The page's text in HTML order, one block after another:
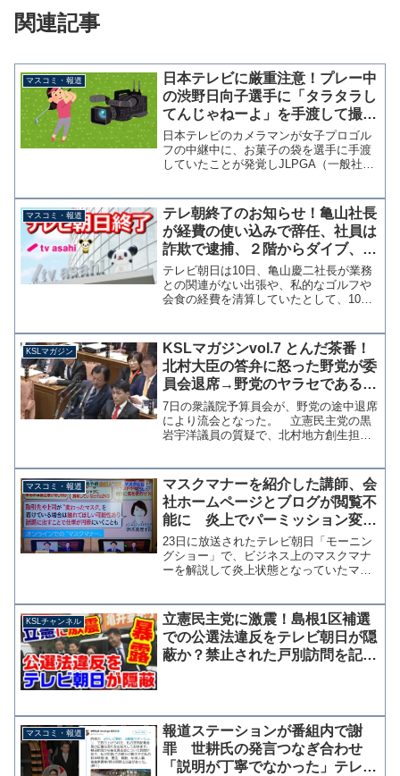
関連記事
マスコミ・報道
日本テレビに厳重注意！プレー中
の渋野日向子選手に「タラタラし
てんじゃねーよ」を手渡して撮影
→注意後もまたやる
日本テレビのカメラマンが女子プロゴル
フの中継中に、お菓子の袋を選手に手渡
していたことが発覚しJLPGA（一般社団
と、お菓子を手渡されたのは渋野日向子
選手。全英オープン優勝...
マスコミ・報道
テレ朝終了のお知らせ！亀山社長
が経費の使い込みで辞任、社員は
詐欺で逮捕、２階からダイブ、報
道はヤラセ
テレビ朝日は10日、亀山慶二社長が業務
との関連がない出張や、私的なゴルフや
会食の経費を清算していたとして、10日
立し必要な会合に出席させないなどの混
乱を招いていたことも...
KSLマガジン
KSLマガジンvol.7 とんだ茶番！
北村大臣の答弁に怒った野党が委
員会退席→野党のヤラセである証
拠動画がコチラ
7日の衆議院予算員会が、野党の途中退席
により流会となった。 立憲民主党の黒
岩宇洋議員の質疑で、北村地方創生担当
ったことで委員会が紛糾、黒岩氏が休憩
を求めたが棚橋委員長が...
マスコミ・報道
マスクマナーを紹介した講師、会
社ホームページとブログが閲覧不
能に 炎上でパーミッション変更
か
23日に放送されたテレビ朝日「モーニン
グショー」で、ビジネス上のマスクマナ
ーを解説して炎上状態となっていたマナ
セス過多などではなく、ホームページの
パーミッション（属性）...
KSLチャンネル
立憲民主党に激震！島根1区補選
での公選法違反をテレビ朝日が隠
蔽か？禁止された戸別訪問を記事
マスコミ・報道
報道ステーションが番組内で謝
罪 世耕氏の発言つなぎ合わせ
「説明が丁寧でなかった」テレ朝